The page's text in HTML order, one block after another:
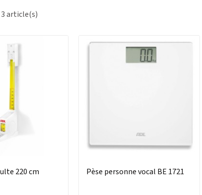
3 article(s)
220 cm Pèse personne vocal BE 1721